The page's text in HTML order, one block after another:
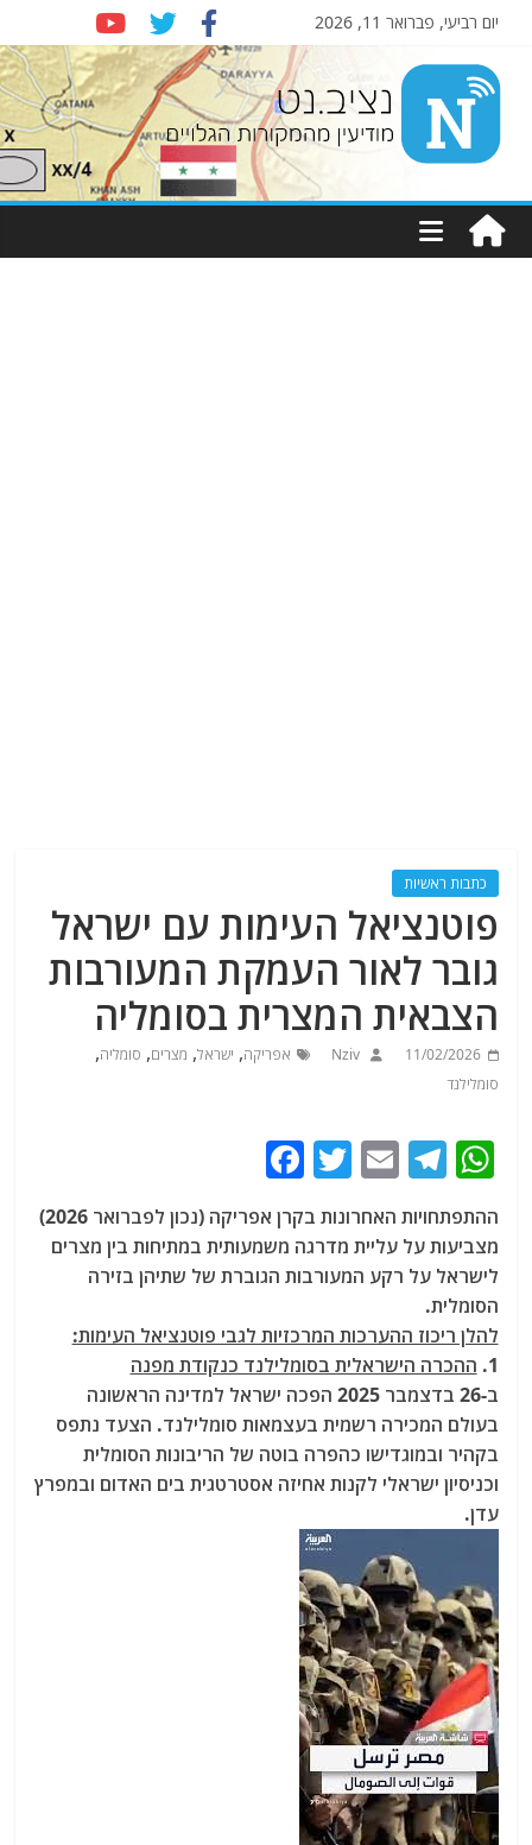
יום רביעי, פברואר 11, 2026
Nziv.net
מודיעין
מהמקורות
כתבות ראשיות
פוטנציאל העימות עם ישראל
גובר לאור העמקת המעורבות
הצבאית המצרית בסומליה
11/02/2026
Nziv אפריקה, ישראל, מצרים, סומליה,
סומלילנד
W
at
s
A
p
p
T
e
g
m
E
ai
l
T
itt
er
c
e
o
o
k
ההתפתחויות האחרונות בקרן אפריקה (נכון לפברואר 2026)
מצביעות על עליית מדרגה משמעותית במתיחות בין מצרים
לישראל על רקע המעורבות הגוברת של שתיהן בזירה
הסומלית.
להלן ריכוז ההערכות המרכזיות לגבי פוטנציאל העימות:
1. ההכרה הישראלית בסומלילנד כנקודת מפנה
ב-26 בדצמבר 2025 הפכה ישראל למדינה הראשונה
בעולם המכירה רשמית בעצמאות סומלילנד. הצעד נתפס
בקהיר ובמוגדישו כהפרה בוטה של הריבונות הסומלית
וכניסיון ישראלי לקנות אחיזה אסטרטגית בים האדום ובמפרץ
עדן.